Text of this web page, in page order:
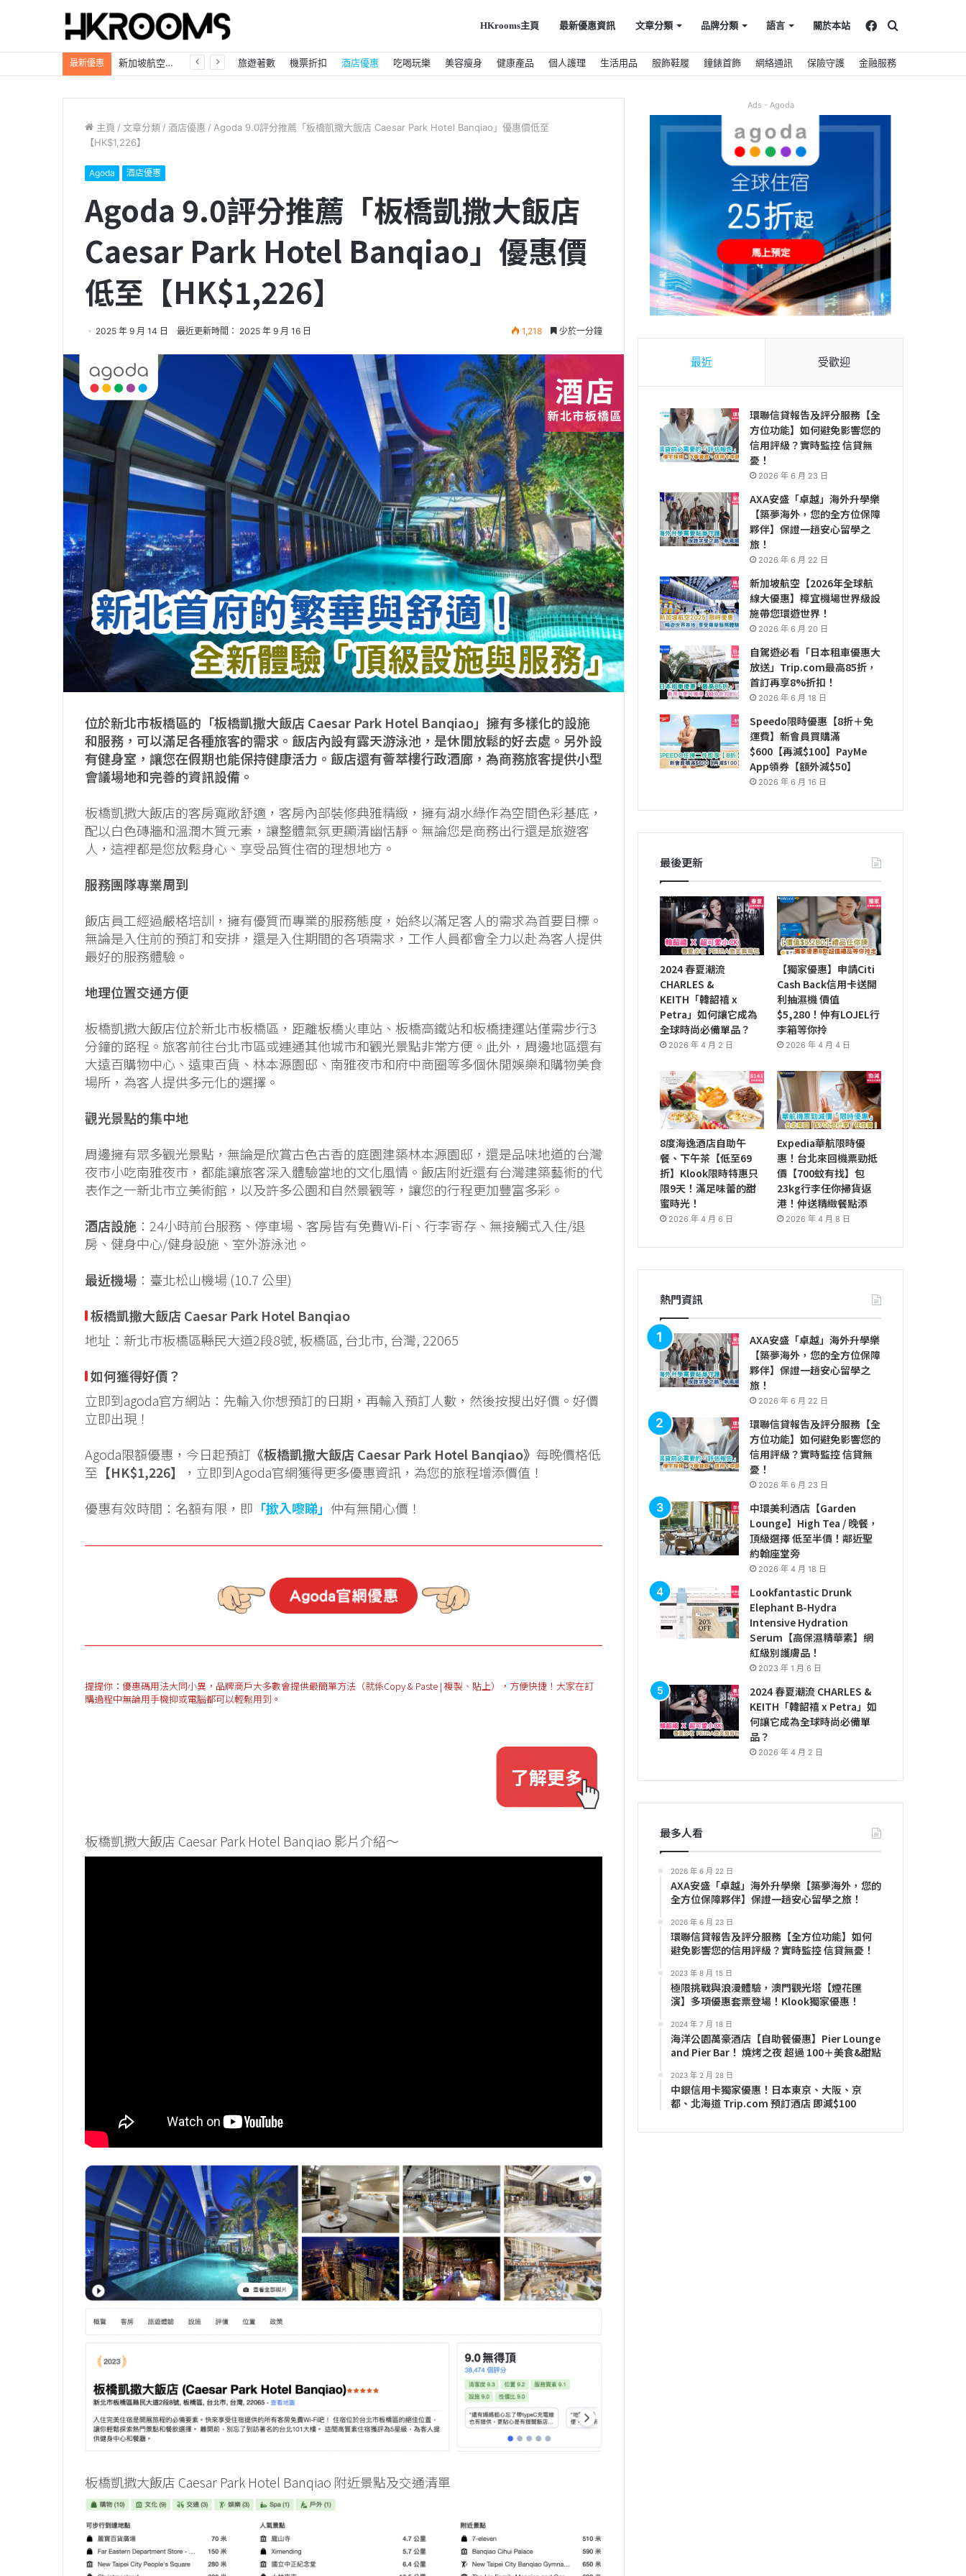
HKrooms主頁 最新優惠資訊 文章分類 品牌分類 語言 關於本站 搜
尋
Facebook
最新優惠 自駕遊必看「日本租車優惠大放送」Trip.com最高85折，首訂再享8%折扣！ 旅遊著數 機票折扣 酒店優惠 吃喝玩樂 美容瘦身 健康產品 個人護理 生活用品 服飾鞋履 鐘錶首飾 網絡通訊 保險守護 金融服務
主頁 / 文章分類 / 酒店優惠 / Agoda 9.0評分推薦「板橋凱撒大飯店 Caesar Park Hotel Banqiao」優惠價低至
【HK$1,226】
Agoda 酒店優惠
Agoda 9.0評分推薦「板橋凱撒大飯店
Caesar Park Hotel Banqiao」優惠價
低至【HK$1,226】
2025 年 9 月 14 日 最近更新時間： 2025 年 9 月 16 日 1,218 少於一分鐘
位於新北市板橋區的「板橋凱撒大飯店 Caesar Park Hotel Banqiao」擁有多樣化的設施
和服務，可以滿足各種旅客的需求。飯店內設有露天游泳池，是休閒放鬆的好去處。另外設
有健身室，讓您在假期也能保持健康活力。飯店還有薈萃樓行政酒廊，為商務旅客提供小型
會議場地和完善的資訊設備。
板橋凱撒大飯店的客房寬敞舒適，客房內部裝修典雅精緻，擁有湖水綠作為空間色彩基底，
配以白色磚牆和溫潤木質元素，讓整體氣氛更顯清幽恬靜。無論您是商務出行還是旅遊客
人，這裡都是您放鬆身心、享受品質住宿的理想地方。
服務團隊專業周到
飯店員工經過嚴格培訓，擁有優質而專業的服務態度，始終以滿足客人的需求為首要目標。
無論是入住前的預訂和安排，還是入住期間的各項需求，工作人員都會全力以赴為客人提供
最好的服務體驗。
地理位置交通方便
板橋凱撒大飯店位於新北市板橋區，距離板橋火車站、板橋高鐵站和板橋捷運站僅需步行3
分鐘的路程。旅客前往台北市區或連通其他城市和觀光景點非常方便。此外，周邊地區還有
大遠百購物中心、遠東百貨、林本源園邸、南雅夜市和府中商圈等多個休閒娛樂和購物美食
場所，為客人提供多元化的選擇。
觀光景點的集中地
周邊擁有眾多觀光景點，無論是欣賞古色古香的庭園建築林本源園邸，還是品味地道的台灣
夜市小吃南雅夜市，都能讓旅客深入體驗當地的文化風情。飯店附近還有台灣建築藝術的代
表作之一新北市立美術館，以及許多公園和自然景觀等，讓您的行程更加豐富多彩。
酒店設施 ：24小時前台服務、停車場、客房皆有免費Wi-Fi、行李寄存、無接觸式入住/退
房、健身中心/健身設施、室外游泳池。
最近機場 ：臺北松山機場 (10.7 公里)
板橋凱撒大飯店 Caesar Park Hotel Banqiao
地址：新北市板橋區縣民大道2段8號, 板橋區, 台北市, 台灣, 22065
如何獲得好價？
立即到agoda官方網站：先輸入你想預訂的日期，再輸入預訂人數，然後按搜出好價。好價
立即出現！
Agoda限額優惠，今日起預訂 《板橋凱撒大飯店 Caesar Park Hotel Banqiao》 每晚價格低
至 【HK$1,226】
，立即到Agoda官網獲得更多優惠資訊，為您的旅程增添價值！
優惠有效時間：名額有限，即 「撳入嚟睇」 仲有無開心價！
提提你：優惠碼用法大同小異，品牌商戶大多數會提供最簡單方法（就係Copy & Paste | 複製、貼上），方便快捷！大家在訂
購過程中無論用手機抑或電腦都可以輕鬆用到。
板橋凱撒大飯店 Caesar Park Hotel Banqiao 影片介紹～
板橋凱撒大飯店 Caesar Park Hotel Banqiao 附近景點及交通清單
Ads - Agoda
最近 受歡迎
環聯信貸報告及評分服務【全
方位功能】如何避免影響您的
信用評級？實時監控 信貸無
憂！
2026 年 6 月 23 日
AXA安盛「卓越」海外升學樂
【築夢海外，您的全方位保障
夥伴】保證一趟安心留學之
旅！
2026 年 6 月 22 日
新加坡航空【2026年全球航
線大優惠】樟宜機場世界級設
施帶您環遊世界！
2026 年 6 月 20 日
自駕遊必看「日本租車優惠大
放送」Trip.com最高85折，
首訂再享8%折扣！
2026 年 6 月 18 日
Speedo限時優惠【8折＋免
運費】新會員買購滿
$600【再減$100】PayMe
App領券【額外減$50】
2026 年 6 月 16 日
最後更新
2024 春夏潮流
CHARLES &
KEITH「韓韶禧 x
Petra」如何讓它成為
全球時尚必備單品？
2026 年 4 月 2 日
【獨家優惠】申請Citi
Cash Back信用卡送開
利抽濕機 價值
$5,280！仲有LOJEL行
李箱等你拎
2026 年 4 月 4 日
8度海逸酒店自助午
餐、下午茶【低至69
折】Klook限時特惠只
限9天！滿足味蕾的甜
蜜時光！
2026 年 4 月 6 日
Expedia華航限時優
惠！台北來回機票勁抵
價【700蚊有找】包
23kg行李任你掃貨返
港！仲送精緻餐點添
2026 年 4 月 8 日
熱門資訊
AXA安盛「卓越」海外升學樂
【築夢海外，您的全方位保障
夥伴】保證一趟安心留學之
旅！
2026 年 6 月 22 日
環聯信貸報告及評分服務【全
方位功能】如何避免影響您的
信用評級？實時監控 信貸無
憂！
2026 年 6 月 23 日
中環美利酒店【Garden
Lounge】High Tea / 晚餐，
頂級選擇 低至半價！鄰近聖
約翰座堂旁
2026 年 4 月 18 日
Lookfantastic Drunk
Elephant B-Hydra
Intensive Hydration
Serum【高保濕精華素】網
紅級別護膚品！
2023 年 1 月 6 日
2024 春夏潮流 CHARLES &
KEITH「韓韶禧 x Petra」如
何讓它成為全球時尚必備單
品？
2026 年 4 月 2 日
最多人看
2026 年 6 月 22 日
AXA安盛「卓越」海外升學樂【築夢海外，您的
全方位保障夥伴】保證一趟安心留學之旅！
2026 年 6 月 23 日
環聯信貸報告及評分服務【全方位功能】如何
避免影響您的信用評級？實時監控 信貸無憂！
2023 年 8 月 15 日
極限挑戰與浪漫體驗，澳門觀光塔【煙花匯
演】多項優惠套票登場！Klook獨家優惠！
2024 年 7 月 18 日
海洋公園萬豪酒店【自助餐優惠】Pier Lounge
and Pier Bar！ 燒烤之夜 超過 100＋美食&甜點
2023 年 2 月 28 日
中銀信用卡獨家優惠！日本東京、大阪、京
都、北海道 Trip.com 預訂酒店 即減$100